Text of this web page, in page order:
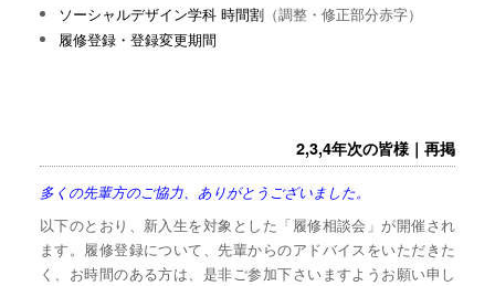
ソーシャルデザイン学科 時間割 （調整・修正部分赤字）
履修登録・登録変更期間
2,3,4年次の皆様｜再掲
多くの先輩方のご協力、ありがとうございました。
以下のとおり、新入生を対象とした「履修相談会」が開催され
ます。履修登録について、先輩からのアドバイスをいただきた
く、お時間のある方は、是非ご参加下さいますようお願い申し